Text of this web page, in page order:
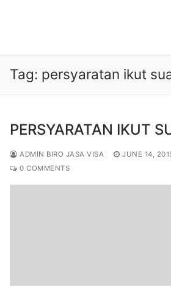
Search for:
Tag: persyaratan ikut
PERSYARATAN IKUT
ADMIN BIRO JASA VISA JUNE 14,
0 COMMENTS